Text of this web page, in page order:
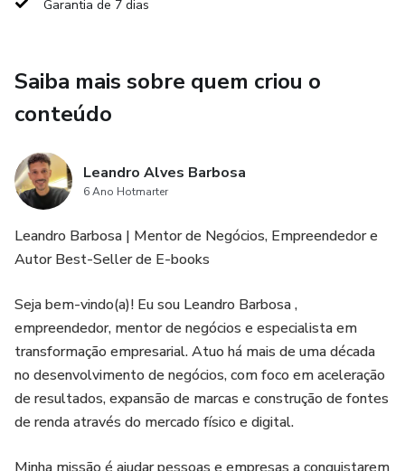
Você vai aprender:
envelhecimento;
🔹 A importância dos exercícios físicos adaptados, mesmo
começando do zero;
protegido contra perdas cognitivas;
🔹 O poder dos relacionamentos e da saúde emocional na
construção de uma vida longa e feliz;
🔹 Um plano de ação prático, simples e sustentável, que
Garantia de 7 dias
Saiba mais sobre quem criou o
conteúdo
Leandro Alves Barbosa
6 Ano Hotmarter
Leandro Barbosa | Mentor de Negócios, Empreendedor e
Autor Best-Seller de E-books
Seja bem-vindo(a)! Eu sou Leandro Barbosa ,
empreendedor, mentor de negócios e especialista em
transformação empresarial. Atuo há mais de uma década
no desenvolvimento de negócios, com foco em aceleração
de resultados, expansão de marcas e construção de fontes
de renda através do mercado físico e digital.